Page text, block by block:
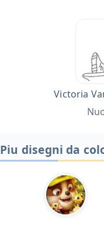
Victoria
Piu disegni da